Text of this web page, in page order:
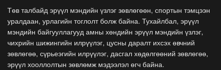
Төв талбайд эрүүл мэндийн үзлэг зөвлөгөөн, спортын тэмцээн
уралдаан, урлагийн тоглолт болж байна. Тухайлбал, эрүүл
мэндийн байгууллагууд амны хөндийн эрүүл мэндийн үзлэг,
чихрийн шижингийн илрүүлэг, цусны даралт ихсэх өвчний
зөвлөгөө, сүрьеэгийн илрүүлэг, дасгал хөдөлгөөний зөвлөгөө,
эрүүл хооллолтын зөвлөмж мэдээлэл өгч байна.